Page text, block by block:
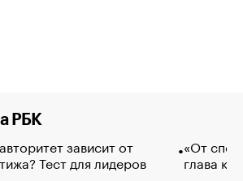
РБК
зависит от
Тест для лидеров
«От
глава